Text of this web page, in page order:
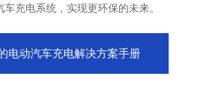
充电系统，实现更环保的未来。
电动汽车充电解决方案手册